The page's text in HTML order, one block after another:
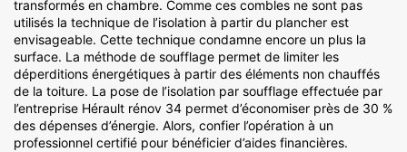
transformés en chambre. Comme ces combles ne sont pas
utilisés la technique de l’isolation à partir du plancher est
envisageable. Cette technique condamne encore un plus la
surface. La méthode de soufflage permet de limiter les
déperditions énergétiques à partir des éléments non chauffés
de la toiture. La pose de l’isolation par soufflage effectuée par
l’entreprise Hérault rénov 34 permet d’économiser près de 30 %
des dépenses d’énergie. Alors, confier l’opération à un
professionnel certifié pour bénéficier d’aides financières.